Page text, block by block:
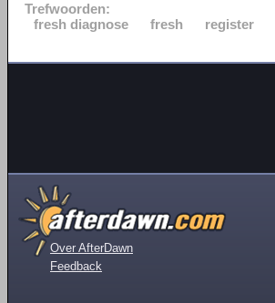
Trefwoorden:
fresh diagnose
fresh register
Over AfterDawn
Feedback